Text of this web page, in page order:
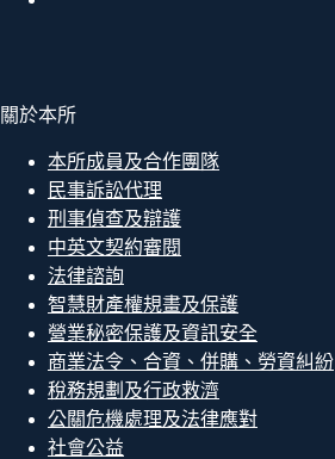
關於本所
本所成員及合作團隊
民事訴訟代理
刑事偵查及辯護
中英文契約審閱
法律諮詢
智慧財產權規畫及保護
營業秘密保護及資訊安全
商業法令、合資、併購、勞資糾紛
稅務規劃及行政救濟
公關危機處理及法律應對
社會公益